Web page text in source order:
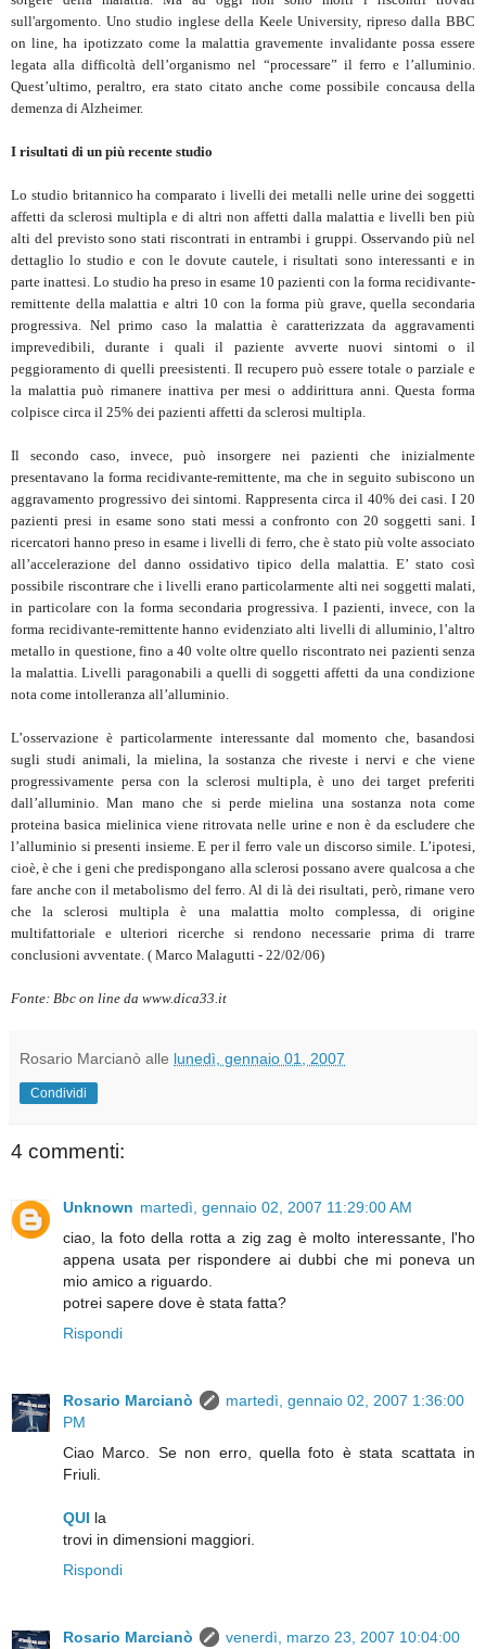
sull'argomento. Uno studio inglese della Keele University, ripreso dalla BBC
on line, ha ipotizzato come la malattia gravemente invalidante possa essere
legata alla difficoltà dell’organismo nel “processare” il ferro e l’alluminio.
Quest’ultimo, peraltro, era stato citato anche come possibile concausa della
demenza di Alzheimer.
I risultati di un più recente studio
Lo studio britannico ha comparato i livelli dei metalli nelle urine dei soggetti
affetti da sclerosi multipla e di altri non affetti dalla malattia e livelli ben più
alti del previsto sono stati riscontrati in entrambi i gruppi. Osservando più nel
dettaglio lo studio e con le dovute cautele, i risultati sono interessanti e in
parte inattesi. Lo studio ha preso in esame 10 pazienti con la forma recidivante-
remittente della malattia e altri 10 con la forma più grave, quella secondaria
progressiva. Nel primo caso la malattia è caratterizzata da aggravamenti
imprevedibili, durante i quali il paziente avverte nuovi sintomi o il
peggioramento di quelli preesistenti. Il recupero può essere totale o parziale e
la malattia può rimanere inattiva per mesi o addirittura anni. Questa forma
colpisce circa il 25% dei pazienti affetti da sclerosi multipla.
Il secondo caso, invece, può insorgere nei pazienti che inizialmente
presentavano la forma recidivante-remittente, ma che in seguito subiscono un
aggravamento progressivo dei sintomi. Rappresenta circa il 40% dei casi. I 20
pazienti presi in esame sono stati messi a confronto con 20 soggetti sani. I
ricercatori hanno preso in esame i livelli di ferro, che è stato più volte associato
all’accelerazione del danno ossidativo tipico della malattia. E’ stato così
possibile riscontrare che i livelli erano particolarmente alti nei soggetti malati,
in particolare con la forma secondaria progressiva. I pazienti, invece, con la
forma recidivante-remittente hanno evidenziato alti livelli di alluminio, l’altro
metallo in questione, fino a 40 volte oltre quello riscontrato nei pazienti senza
la malattia. Livelli paragonabili a quelli di soggetti affetti da una condizione
nota come intolleranza all’alluminio.
L’osservazione è particolarmente interessante dal momento che, basandosi
sugli studi animali, la mielina, la sostanza che riveste i nervi e che viene
progressivamente persa con la sclerosi multipla, è uno dei target preferiti
dall’alluminio. Man mano che si perde mielina una sostanza nota come
proteina basica mielinica viene ritrovata nelle urine e non è da escludere che
l’alluminio si presenti insieme. E per il ferro vale un discorso simile. L’ipotesi,
cioè, è che i geni che predispongano alla sclerosi possano avere qualcosa a che
fare anche con il metabolismo del ferro. Al di là dei risultati, però, rimane vero
che la sclerosi multipla è una malattia molto complessa, di origine
multifattoriale e ulteriori ricerche si rendono necessarie prima di trarre
conclusioni avventate. ( Marco Malagutti - 22/02/06)
Fonte: Bbc on line da www.dica33.it
Rosario Marcianò alle lunedì, gennaio 01, 2007
Condividi
4 commenti:
Unknown martedì, gennaio 02, 2007 11:29:00 AM
ciao, la foto della rotta a zig zag è molto interessante, l'ho
appena usata per rispondere ai dubbi che mi poneva un
mio amico a riguardo.
potrei sapere dove è stata fatta?
Rispondi
Rosario Marcianò
martedì, gennaio 02, 2007 1:36:00
PM
Ciao Marco. Se non erro, quella foto è stata scattata in
Friuli.
QUI la
trovi in dimensioni maggiori.
Rispondi
Rosario Marcianò
venerdì, marzo 23, 2007 10:04:00